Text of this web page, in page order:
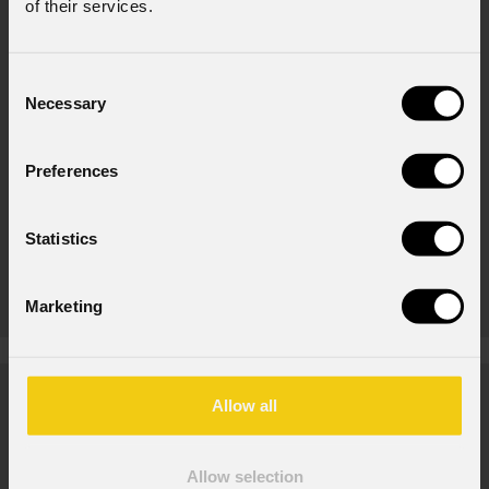
of their services.
Selection
Necessary
Preferences
Statistics
Marketing
Allow all
Allow selection